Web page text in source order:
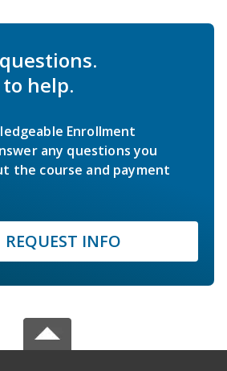
help.
Enrollment
any questions you
the course and payment
REQUEST INFO